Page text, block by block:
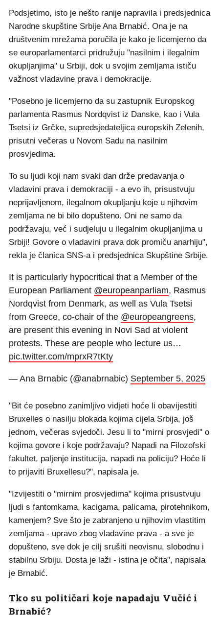
Podsjetimo, isto je nešto ranije napravila i predsjednica
Narodne skupštine Srbije Ana Brnabić. Ona je na
društvenim mrežama poručila je kako je licemjerno da
se europarlamentarci pridružuju "nasilnim i ilegalnim
okupljanjima" u Srbiji, dok u svojim zemljama ističu
važnost vladavine prava i demokracije.
"Posebno je licemjerno da su zastupnik Europskog
parlamenta Rasmus Nordqvist iz Danske, kao i Vula
Tsetsi iz Grčke, supredsjedateljica europskih Zelenih,
prisutni večeras u Novom Sadu na nasilnim
prosvjedima.
To su ljudi koji nam svaki dan drže predavanja o
vladavini prava i demokraciji - a evo ih, prisustvuju
neprijavljenom, ilegalnom okupljanju koje u njihovim
zemljama ne bi bilo dopušteno. Oni ne samo da
podržavaju, već i sudjeluju u ilegalnim okupljanjima u
Srbiji! Govore o vladavini prava dok promiču anarhiju",
rekla je članica SNS-a i predsjednica Skupštine Srbije.
It is particularly hypocritical that a Member of the
European Parliament @europeanparliam, Rasmus
Nordqvist from Denmark, as well as Vula Tsetsi
from Greece, co-chair of the @europeangreens,
are present this evening in Novi Sad at violent
protests. These are people who lecture us…
pic.twitter.com/mprxR7tKty
— Ana Brnabic (@anabrnabic) September 5, 2025
"Bit će posebno zanimljivo vidjeti hoće li obavijestiti
Bruxelles o nasilju blokada kojima cijela Srbija, još
jednom, večeras svjedoči. Jesu li to "mirni prosvjedi" o
kojima govore i koje podržavaju? Napadi na Filozofski
fakultet, paljenje institucija, napadi na policiju? Hoće li
to prijaviti Bruxellesu?", napisala je.
"Izvijestiti o "mirnim prosvjedima" kojima prisustvuju
ljudi s fantomkama, kacigama, palicama, pirotehnikom,
kamenjem? Sve što je zabranjeno u njihovim vlastitim
zemljama - upravo zbog vladavine prava - a sve je
dopušteno, sve dok je cilj srušiti neovisnu, slobodnu i
stabilnu Srbiju. Dosta je laži - istina je očita", napisala
je Brnabić.
Tko su političari koje napadaju Vučić i
Brnabić?